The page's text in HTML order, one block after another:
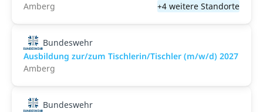
Amberg
+4 weitere Standorte
Bundeswehr
Ausbildung zur/zum Tischlerin/Tischler (m/w/d) 2027
Amberg
Bundeswehr